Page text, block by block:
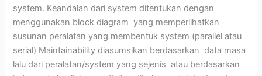
system. Keandalan dari system ditentukan dengan
menggunakan block diagram yang memperlihatkan
susunan peralatan yang membentuk system (parallel atau
serial) Maintainability diasumsikan berdasarkan data masa
lalu dari peralatan/system yang sejenis atau berdasarkan